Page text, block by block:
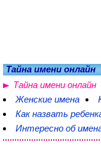
Тайна имени онлайн
Тайна имени онлайн
Женские имена
Как назвать
Интересно об